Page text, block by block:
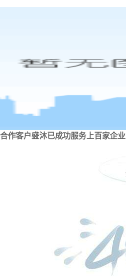
合作客户盛沐已成功服务上百家企业